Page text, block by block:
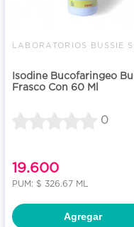
LABORATORIOS BUSSIE
Isodine Bucofaringeo
Frasco Con 60 Ml
0
19.600
PUM: $ 326.67 ML
Agregar